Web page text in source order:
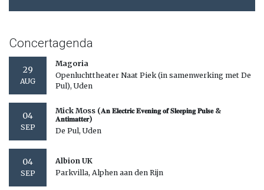
Concertagenda
29
AUG
Magoria
Openluchttheater Naat Piek (in samenwerking met De
Pul), Uden
04
SEP
Mick Moss (𝐀𝐧 𝐄𝐥𝐞𝐜𝐭𝐫𝐢𝐜 𝐄𝐯𝐞𝐧𝐢𝐧𝐠 𝐨𝐟 𝐒𝐥𝐞𝐞𝐩𝐢𝐧𝐠 𝐏𝐮𝐥𝐬𝐞 &
𝐀𝐧𝐭𝐢𝐦𝐚𝐭𝐭𝐞𝐫)
De Pul, Uden
04
SEP
Albion UK
Parkvilla, Alphen aan den Rijn